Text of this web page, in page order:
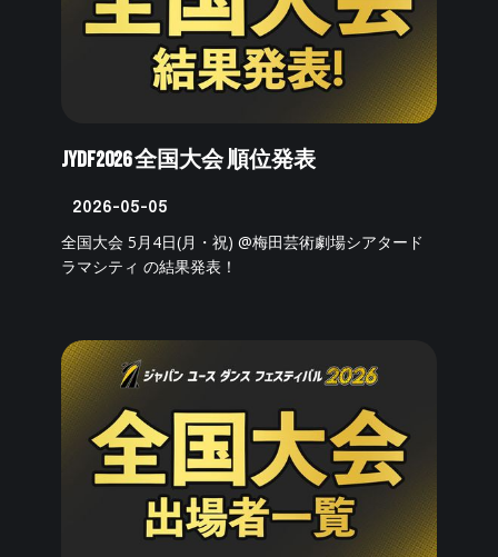
JYDF2026 全国大会 順位発表
2026-05-05
全国大会 5月4日(月・祝) @梅田芸術劇場シアタード
ラマシティ の結果発表！